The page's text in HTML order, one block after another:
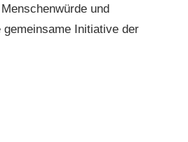
und
Initiative der